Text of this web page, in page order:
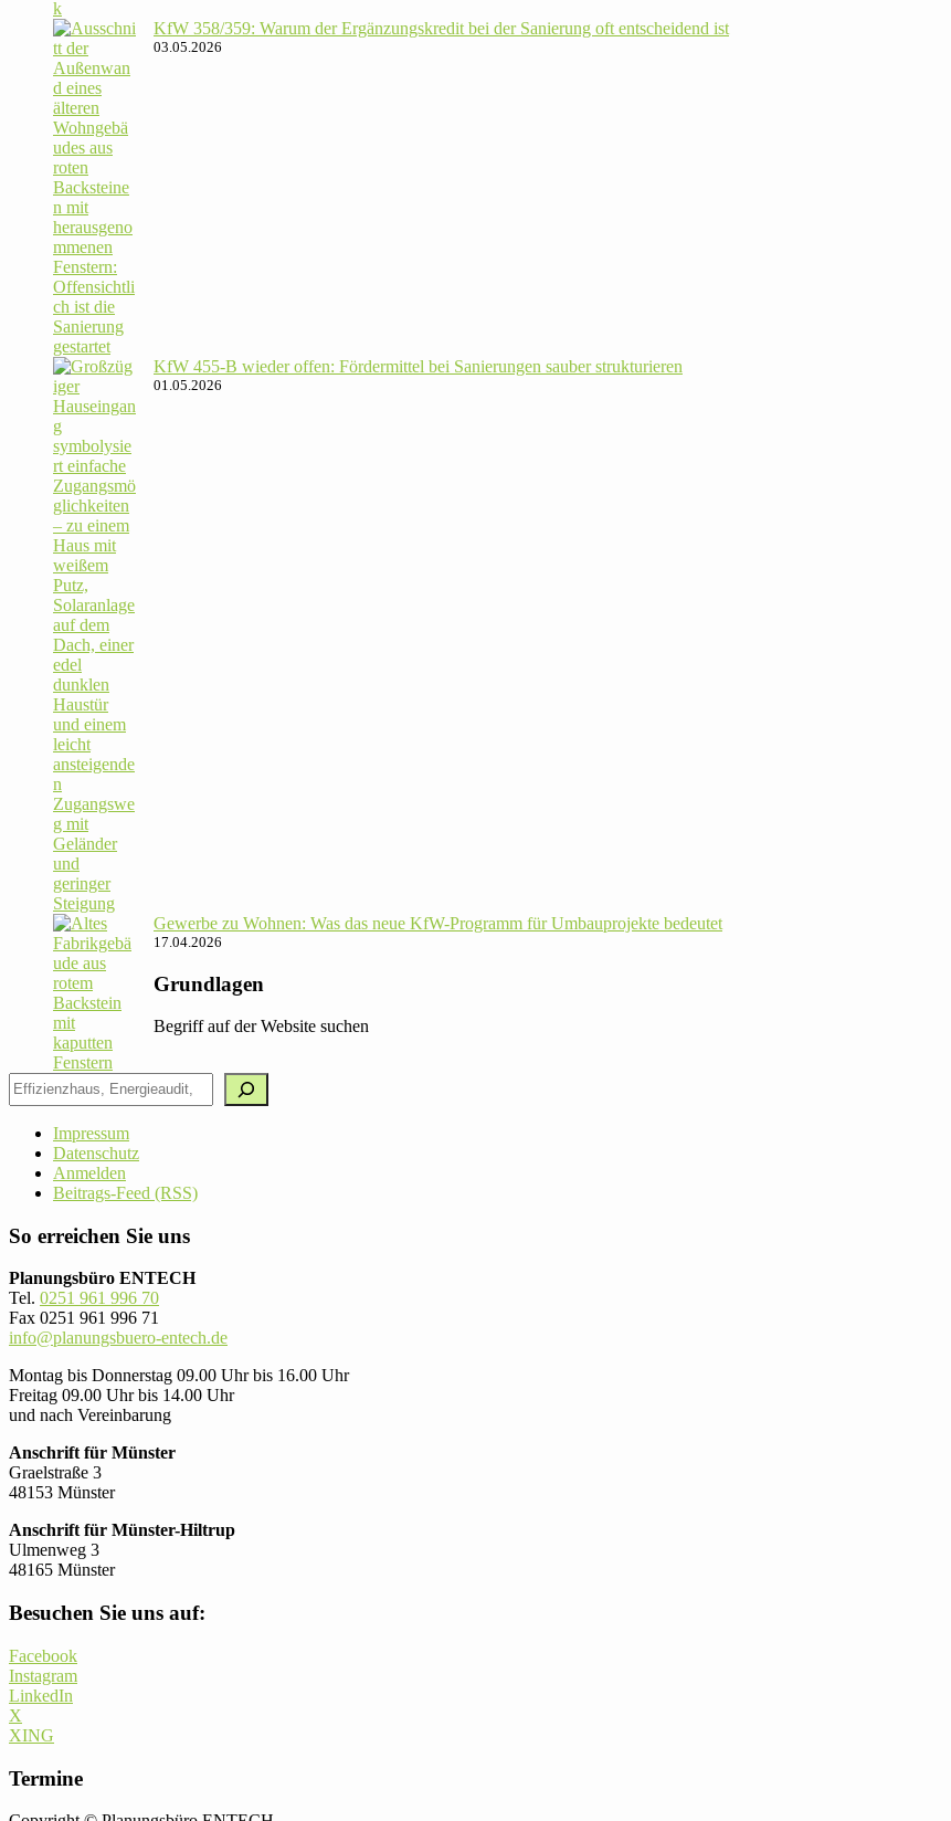
KfW 358/​359: Warum der Ergän­zungs­kredit bei der Sanie­rung oft ent­schei­dend ist
03.05.2026
KfW 455‑B wieder offen: För­der­mittel bei Sanie­rungen sauber strukturieren
01.05.2026
Gewerbe zu Wohnen: Was das neue KfW-Pro­gramm für Umbau­pro­jekte bedeutet
17.04.2026
Grundlagen
Begriff auf der Website suchen
Impressum
Datenschutz
Anmelden
Beitrags-Feed (RSS)
So erreichen Sie uns
Planungsbüro ENTECH
Tel. 0251 961 996 70
Fax 0251 961 996 71
info@planungsbuero-entech.de
Montag bis Donnerstag 09.00 Uhr bis 16.00 Uhr
Freitag 09.00 Uhr bis 14.00 Uhr
und nach Vereinbarung
Anschrift für Münster
Graelstraße 3
48153 Münster
Anschrift für Münster-Hiltrup
Ulmenweg 3
48165 Münster
Besuchen Sie uns auf:
Facebook
Instagram
LinkedIn
X
XING
Termine